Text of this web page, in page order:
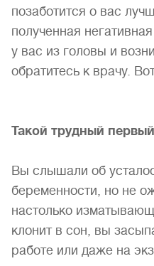
позаботится о вас
получен­ная
у вас из головы и
обратитесь к врачу.
Такой трудный
Вы слышали об
беременности, но не
настолько
клонит в сон, вы
работе или даже на